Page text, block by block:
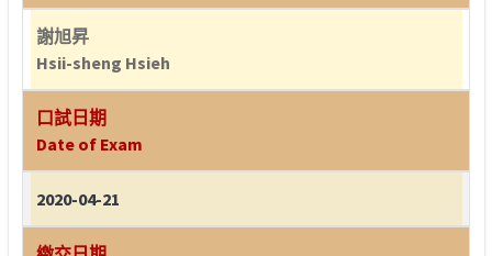
謝旭昇
Hsii-sheng Hsieh
口試日期
Date of Exam
2020-04-21